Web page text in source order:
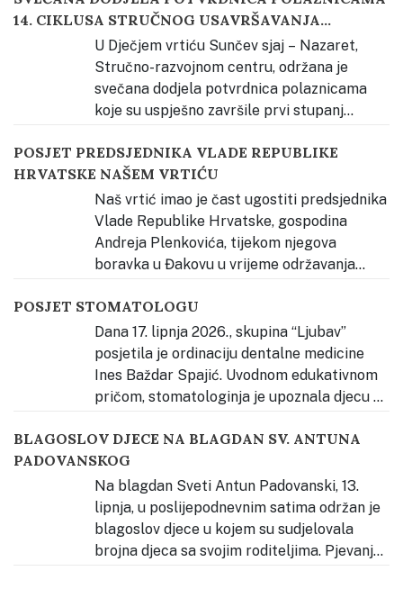
započela je upoznavanjem djece s bogatstvom
slavonske tradicije kroz neposredno iskustvo.…
14. CIKLUSA STRUČNOG USAVRŠAVANJA
KATEHEZE DOBROGA PASTIRA
U Dječjem vrtiću Sunčev sjaj – Nazaret,
Stručno-razvojnom centru, održana je
svečana dodjela potvrdnica polaznicama
koje su uspješno završile prvi stupanj
Montessori pedagogije – Kateheza Dobroga Pastira.
Svečanost je otvorena glazbenim nastupom djece,
nakon čega je okupljene pozdravila s. Estera Radičević,
predstavnica Osnivača Dječjeg…
POSJET PREDSJEDNIKA VLADE REPUBLIKE
HRVATSKE NAŠEM VRTIĆU
Naš vrtić imao je čast ugostiti predsjednika
Vlade Republike Hrvatske, gospodina
Andreja Plenkovića, tijekom njegova
boravka u Đakovu u vrijeme održavanja
pjesmom te mu uručila prigodan poklon – dječji rad
izrađen povodom Đakovačkih vezova, kao znak
dobrodošlice i ljubavi prema našem gradu, Slavoniji…
POSJET STOMATOLOGU
Dana 17. lipnja 2026., skupina “Ljubav”
posjetila je ordinaciju dentalne medicine
Ines Baždar Spajić. Uvodnom edukativnom
pričom, stomatologinja je upoznala djecu sa
zube. Djeca su se potom hrabro “provozala” na
stomatološkoj stolici i čistili naslage na modelu zubala
kako bi vidjeli kako…
BLAGOSLOV DJECE NA BLAGDAN SV. ANTUNA
PADOVANSKOG
Na blagdan Sveti Antun Padovanski, 13.
lipnja, u poslijepodnevnim satima održan je
blagoslov djece u kojem su sudjelovala
brojna djeca sa svojim roditeljima. Pjevanje